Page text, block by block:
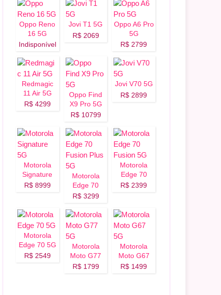
26
GB
GB, 8/256 GB
Oppo Reno
16 5G
Indisponível
Jovi T1 5G
R$ 2069
Oppo A6 Pro
5G
R$ 2799
Redmagic
11 Air 5G
R$ 4299
Oppo Find
X9 Pro 5G
R$ 10799
Jovi V70 5G
R$ 2899
Motorola
Signature
5G
R$ 8999
Motorola
Edge 70
Fusion Plus
R$ 3299
Motorola
Edge 70
Fusion 5G
R$ 2399
Motorola
Edge 70 5G
R$ 2549
Motorola
Moto G77
5G
R$ 1799
Motorola
Moto G67
5G
R$ 1499